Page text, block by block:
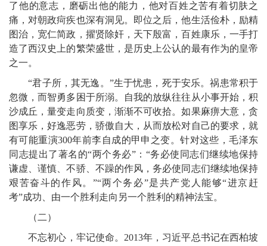
了他的意志，磨砺出他的能力，他对百姓之苦有着切肤之
痛，对朝政疴疾也深有洞见。即位之后，他生活俭朴，励精
图治，宽仁简政，擢贤除奸，天下殷富，百姓康乐，一手打
造了西汉史上的繁荣盛世，是历史上公认的最有作为的皇帝
之一。
“君子所，其无逸。”生于忧患，死于安乐。祸患常积于
忽微，而智勇多困于所溺。自我的放纵往往从小事开始，积
沙成丘，量变走向质变，渐渐不可收拾。如果麻痹大意，贪
图享乐，好逸恶劳，骄傲自大，从而放松对自己的要求，就
有可能重演300年前李自成的甲申之变。针对这些，毛泽东
同志提出了著名的“两个务必”：“务必使同志们继续地保持
谦虚、谨慎、不骄、不躁的作风，务必使同志们继续地保持
艰苦奋斗的作风。”“两个务必”是共产党人能够“进京赶
考”成功、由一个胜利走向另一个胜利的精神法宝。
（二）
不忘初心，牢记使命。2013年，习近平总书记在西柏坡